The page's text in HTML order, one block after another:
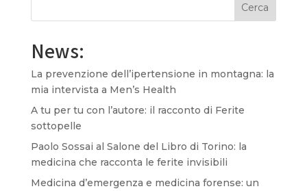
Cerca
News:
La prevenzione dell’ipertensione in montagna: la
mia intervista a Men’s Health
A tu per tu con l’autore: il racconto di Ferite
sottopelle
Paolo Sossai al Salone del Libro di Torino: la
medicina che racconta le ferite invisibili
Medicina d’emergenza e medicina forense: un